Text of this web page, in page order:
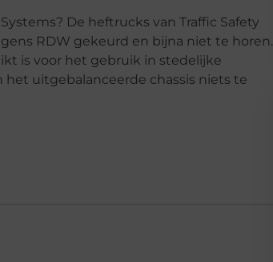
De heftrucks van Traffic Safety
RDW gekeurd en bijna niet te horen.
is voor het gebruik in stedelijke
uitgebalanceerde chassis niets te